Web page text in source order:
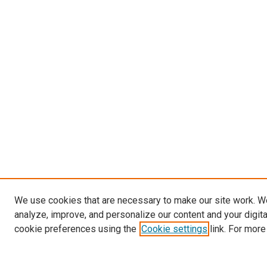
We use cookies that are necessary to make our site work.
analyze, improve, and personalize our content and your
cookie preferences using the Cookie settings link. For